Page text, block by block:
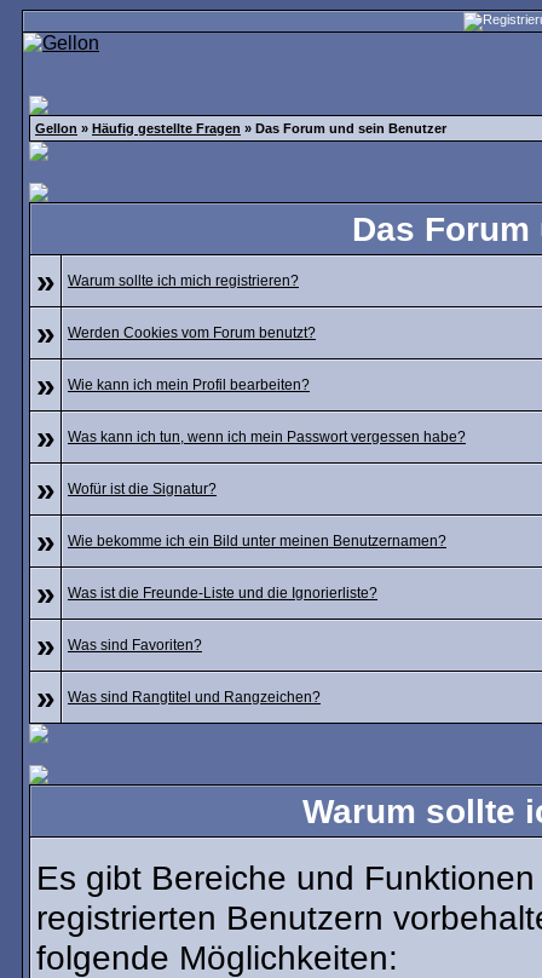
Gellon » Häufig gestellte Fragen » Das Forum und sein Benutzer
Das
»
Warum sollte ich mich registrieren?
» Werden Cookies vom Forum benutzt?
» Wie kann ich mein Profil bearbeiten?
» Was kann ich tun, wenn ich mein Passwort vergessen habe?
» Wofür ist die Signatur?
» Wie bekomme ich ein Bild unter meinen Benutzernamen?
» Was ist die Freunde-Liste und die Ignorierliste?
» Was sind Favoriten?
» Was sind Rangtitel und Rangzeichen?
Warum sollte
Es gibt Bereiche und
registrierten Benutzern
folgende Möglichkeiten: